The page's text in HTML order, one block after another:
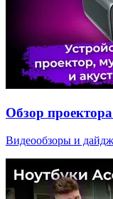
Обзор
Видеообзоры и